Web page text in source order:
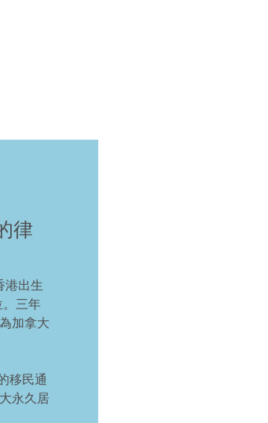
律
港出生
。三年
加拿大
移民通
永久居